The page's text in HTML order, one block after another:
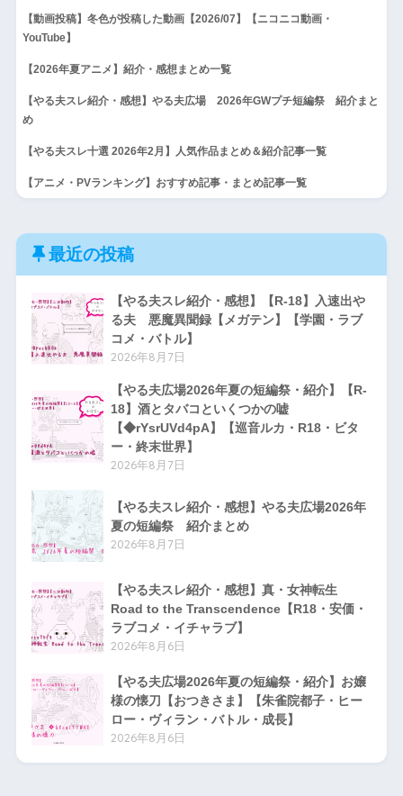
【動画投稿】冬色が投稿した動画【2026/07】【ニコニコ動画・
YouTube】
【2026年夏アニメ】紹介・感想まとめ一覧
【やる夫スレ紹介・感想】やる夫広場 2026年GWプチ短編祭 紹介まと
め
【やる夫スレ十選 2026年2月】人気作品まとめ＆紹介記事一覧
【アニメ・PVランキング】おすすめ記事・まとめ記事一覧
最近の投稿
【やる夫スレ紹介・感想】【R-18】入速出や
る夫 悪魔異聞録【メガテン】【学園・ラブ
コメ・バトル】
2026年8月7日
【やる夫広場2026年夏の短編祭・紹介】【R-
18】酒とタバコといくつかの嘘
【◆rYsrUVd4pA】【巡音ルカ・R18・ビタ
ー・終末世界】
2026年8月7日
【やる夫スレ紹介・感想】やる夫広場2026年
夏の短編祭 紹介まとめ
2026年8月7日
【やる夫スレ紹介・感想】真・女神転生
Road to the Transcendence【R18・安価・
ラブコメ・イチャラブ】
2026年8月6日
【やる夫広場2026年夏の短編祭・紹介】お嬢
様の懐刀【おつきさま】【朱雀院都子・ヒー
ロー・ヴィラン・バトル・成長】
2026年8月6日